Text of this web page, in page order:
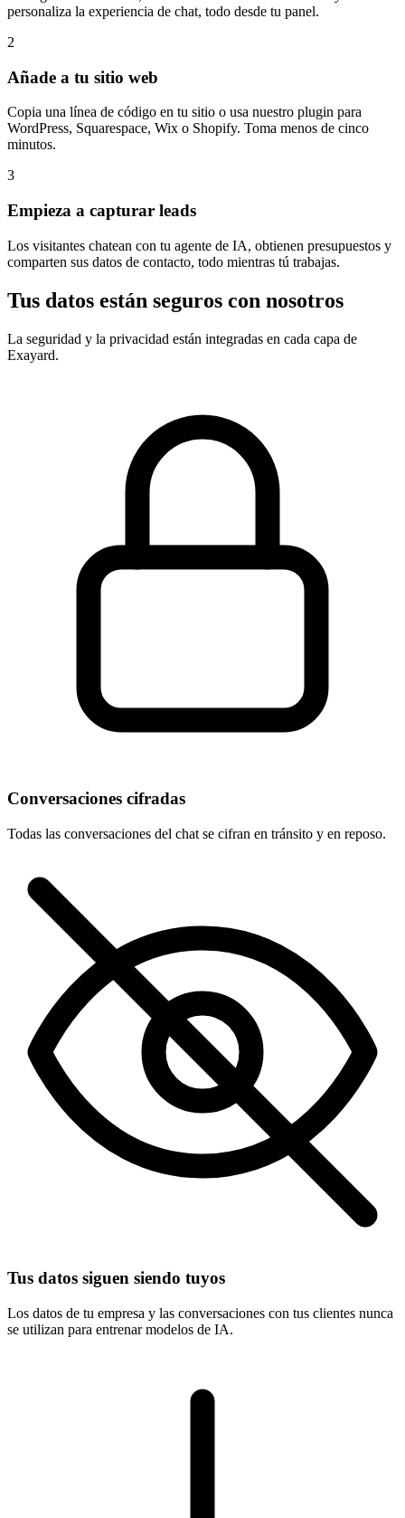
personaliza la experiencia de chat, todo desde tu panel.
2
Añade a tu sitio web
Copia una línea de código en tu sitio o usa nuestro plugin para
WordPress, Squarespace, Wix o Shopify. Toma menos de cinco
minutos.
3
Empieza a capturar leads
Los visitantes chatean con tu agente de IA, obtienen presupuestos y
comparten sus datos de contacto, todo mientras tú trabajas.
Tus datos están seguros con nosotros
La seguridad y la privacidad están integradas en cada capa de
Exayard.
Conversaciones cifradas
Todas las conversaciones del chat se cifran en tránsito y en reposo.
Tus datos siguen siendo tuyos
Los datos de tu empresa y las conversaciones con tus clientes nunca
se utilizan para entrenar modelos de IA.